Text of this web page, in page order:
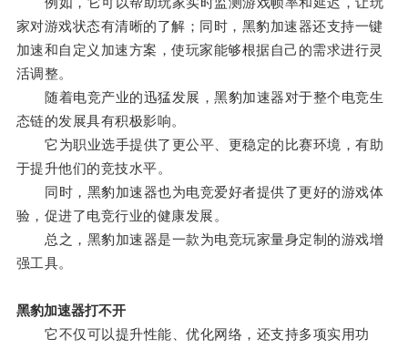
家对游戏状态有清晰的了解；同时，黑豹加速器还支持一键
加速和自定义加速方案，使玩家能够根据自己的需求进行灵
活调整。
随着电竞产业的迅猛发展，黑豹加速器对于整个电竞生
态链的发展具有积极影响。
它为职业选手提供了更公平、更稳定的比赛环境，有助
于提升他们的竞技水平。
同时，黑豹加速器也为电竞爱好者提供了更好的游戏体
验，促进了电竞行业的健康发展。
总之，黑豹加速器是一款为电竞玩家量身定制的游戏增
强工具。
黑豹加速器打不开
它不仅可以提升性能、优化网络，还支持多项实用功